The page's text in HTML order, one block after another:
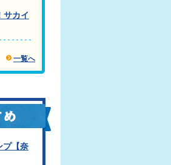
サカイ
一覧へ
プ【奈